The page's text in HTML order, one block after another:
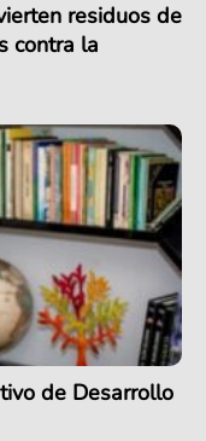
residuos de
contra la
de Desarrollo